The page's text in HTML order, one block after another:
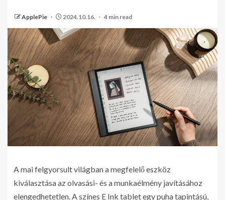
ApplePie 2024.10.16. 4 min read
A mai felgyorsult világban a megfelelő eszköz
kiválasztása az olvasási- és a munkaélmény javításához
elengedhetetlen. A színes E Ink tablet egy puha tapintású,